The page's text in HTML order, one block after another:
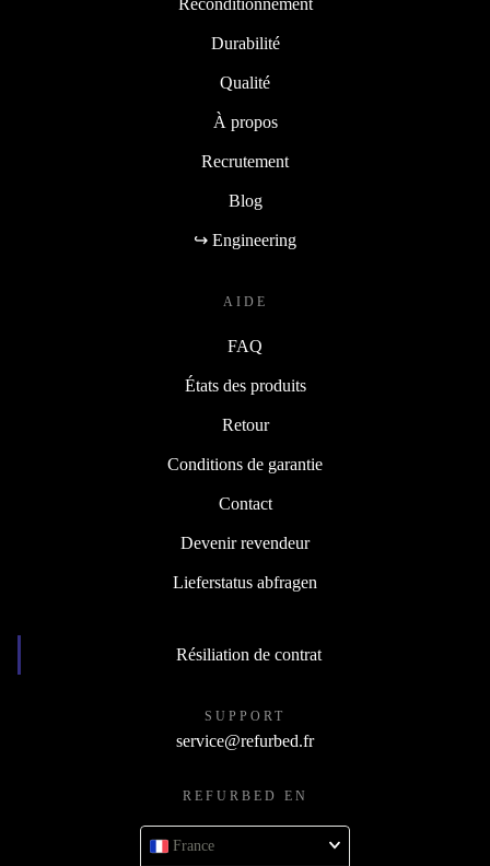
Durabilité
Qualité
À propos
Recrutement
Blog
↪ Engineering
AIDE
FAQ
États des produits
Retour
Conditions de garantie
Contact
Devenir revendeur
Lieferstatus abfragen
Résiliation de contrat
SUPPORT
service@refurbed.fr
REFURBED EN
France